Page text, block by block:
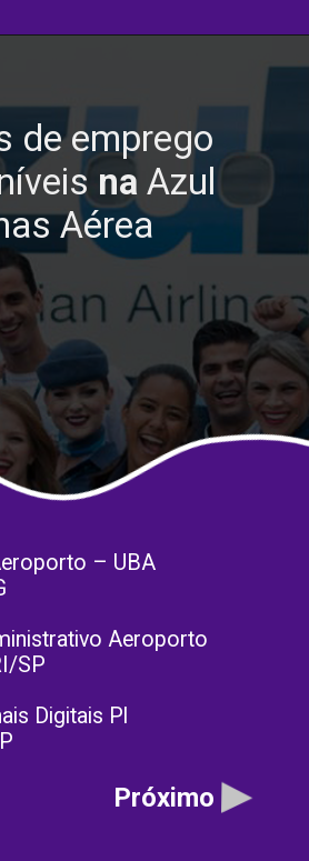
– UBA
Aeroporto
SP
Digitais Pl
de emprego
naAzul
Aérea
Próximo